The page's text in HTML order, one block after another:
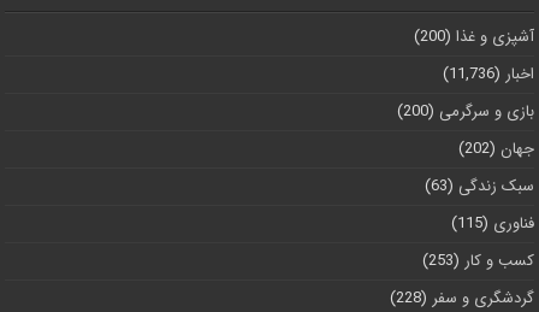
آشپزی و غذا (200)
اخبار (11,736)
بازی و سرگرمی (200)
جهان (202)
سبک زندگی (63)
فناوری (115)
کسب و کار (253)
گردشگری و سفر (228)